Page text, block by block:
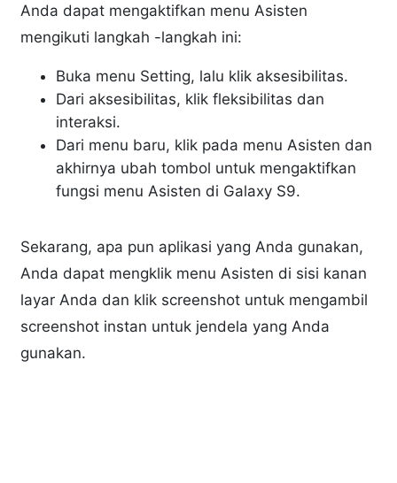
Anda dapat mengaktifkan menu Asisten
mengikuti langkah -langkah ini:
Buka menu Setting, lalu klik aksesibilitas.
Dari aksesibilitas, klik fleksibilitas dan
interaksi.
Dari menu baru, klik pada menu Asisten dan
akhirnya ubah tombol untuk mengaktifkan
fungsi menu Asisten di Galaxy S9.
Sekarang, apa pun aplikasi yang Anda gunakan,
Anda dapat mengklik menu Asisten di sisi kanan
layar Anda dan klik screenshot untuk mengambil
screenshot instan untuk jendela yang Anda
gunakan.